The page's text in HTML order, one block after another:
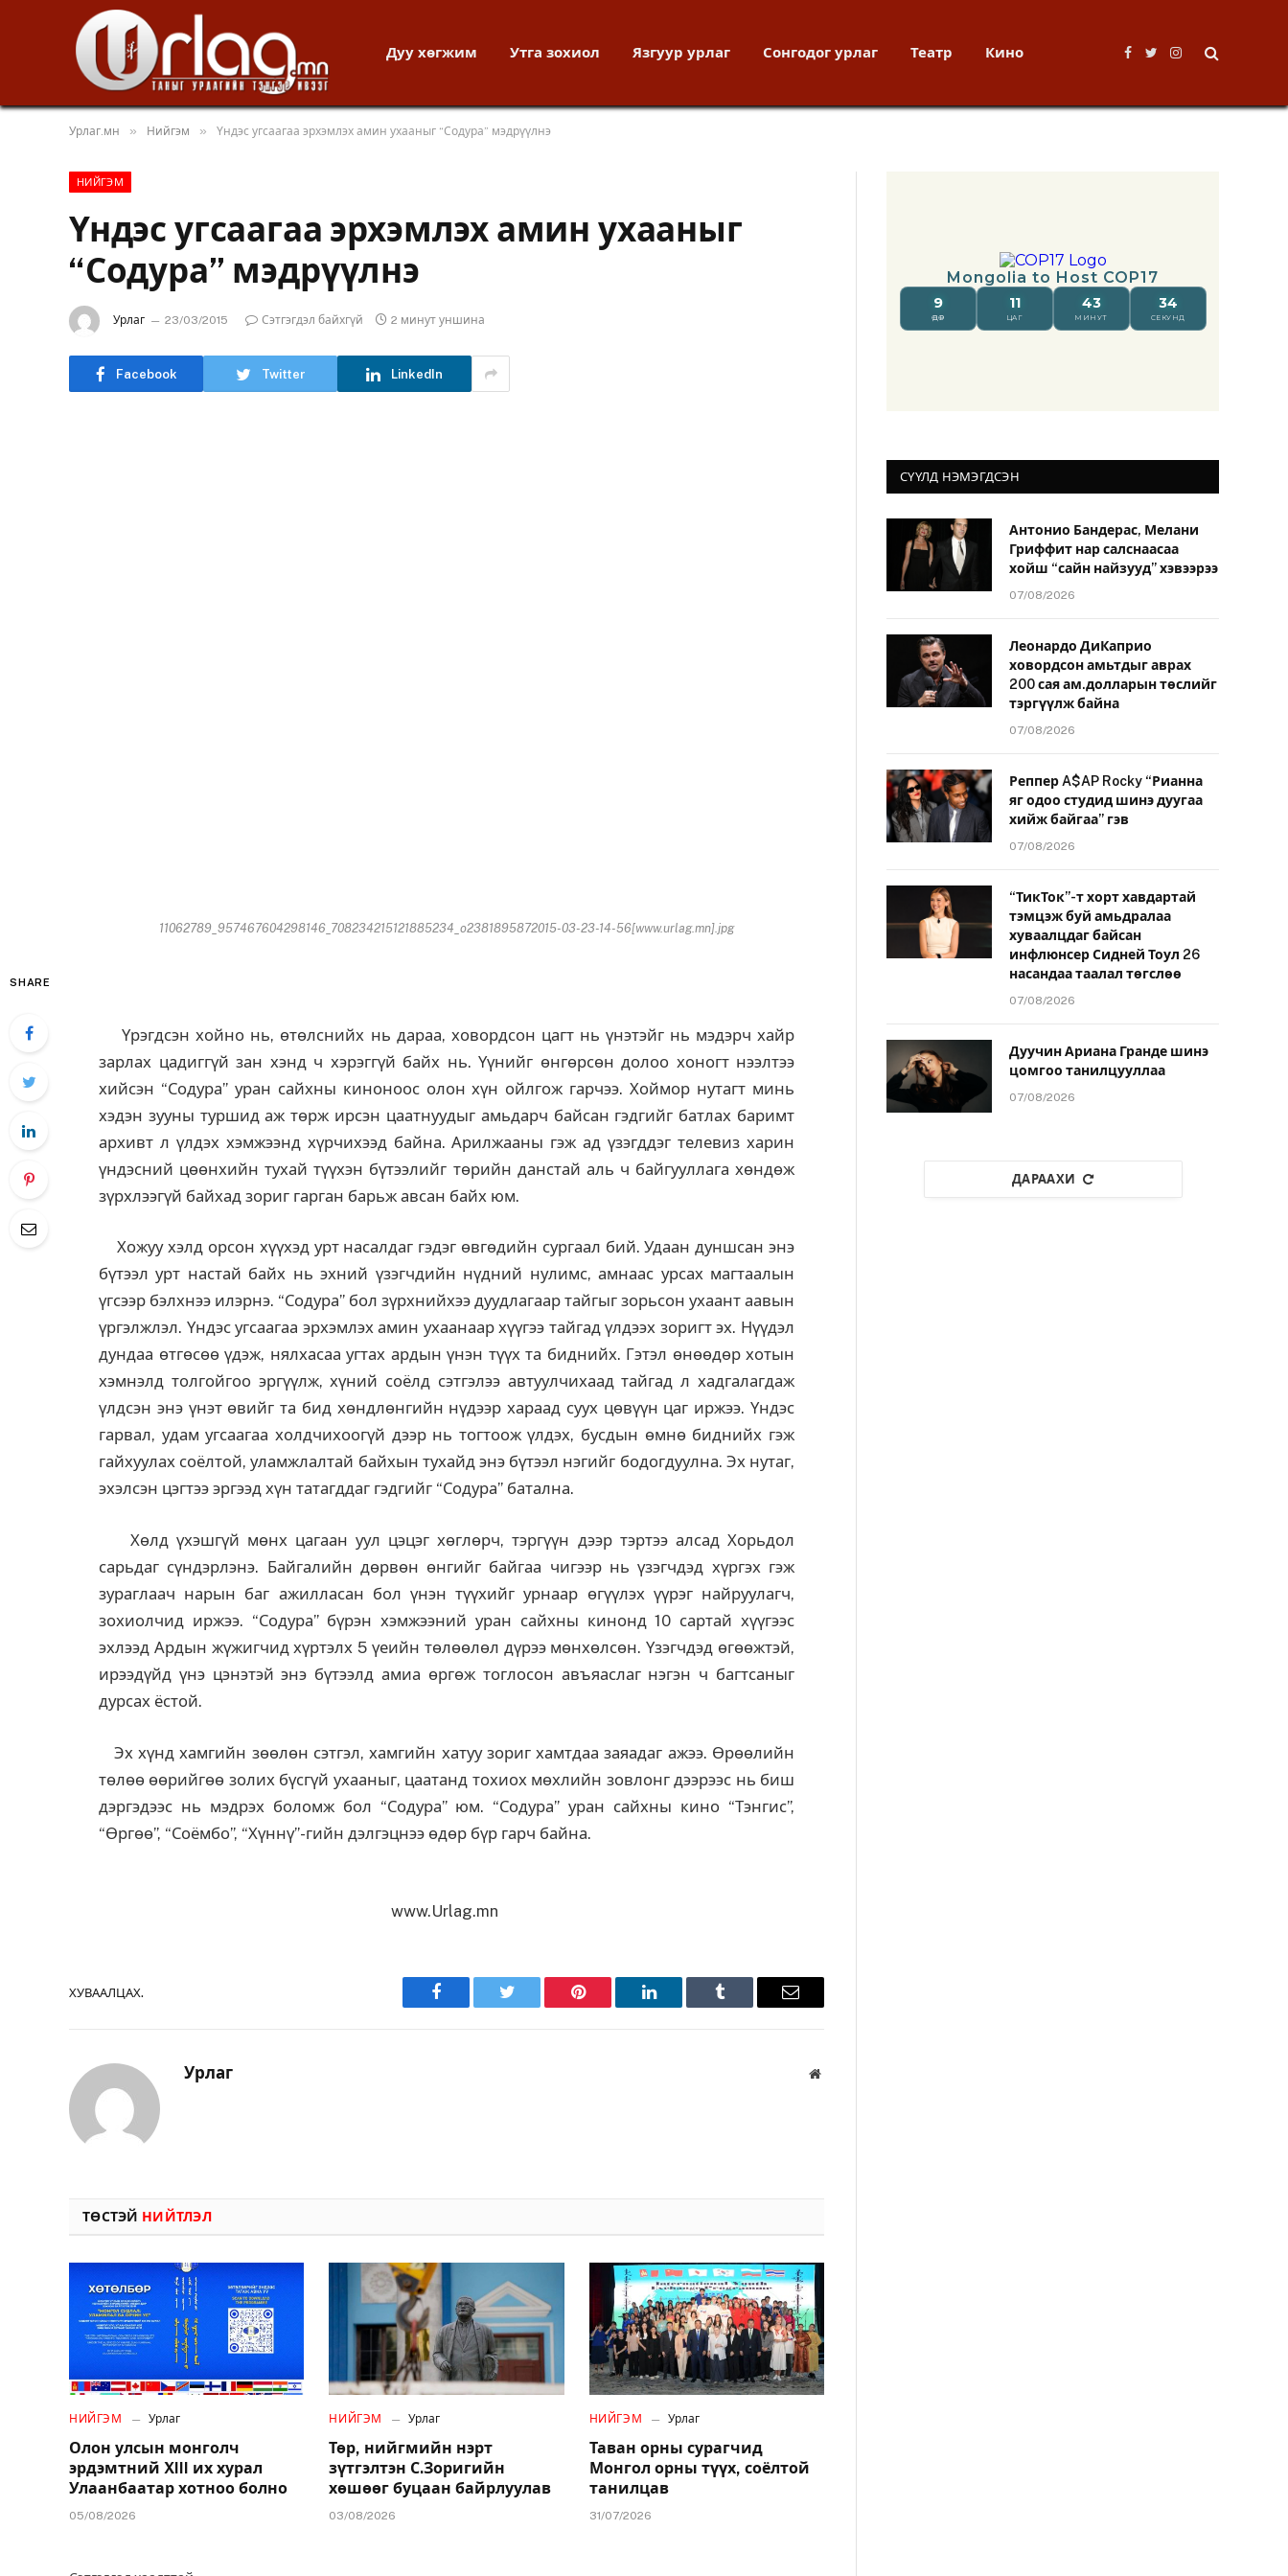
Дуу хөгжим Утга зохиол Язгуур урлаг Сонгодог урлаг Театр Кино
Facebook
TwitterInstagram
Урлаг.мн » Нийгэм » Үндэс угсаагаа эрхэмлэх амин ухааныг “Содура” мэдрүүлнэ
НИЙГЭМ
Үндэс угсаагаа эрхэмлэх амин ухааныг
“Содура” мэдрүүлнэ
Урлаг 23/03/2015 Сэтгэгдэл байхгүй 2 минут уншина
Facebook Twitter LinkedIn
11062789_957467604298146_708234215121885234_o2381895872015-03-23-14-56[www.urlag.mn].jpg
SHARE
Үрэгдсэн хойно нь, өтөлснийх нь дараа, ховордсон цагт нь үнэтэйг нь мэдэрч хайр
зарлах цадиггүй зан хэнд ч хэрэггүй байх нь. Үүнийг өнгөрсөн долоо хоногт нээлтээ
хийсэн “Содура” уран сайхны киноноос олон хүн ойлгож гарчээ. Хоймор нутагт минь
хэдэн зууны туршид аж төрж ирсэн цаатнуудыг амьдарч байсан гэдгийг батлах баримт
архивт л үлдэх хэмжээнд хүрчихээд байна. Арилжааны гэж ад үзэгддэг телевиз харин
үндэсний цөөнхийн тухай түүхэн бүтээлийг төрийн данстай аль ч байгууллага хөндөж
зүрхлээгүй байхад зориг гарган барьж авсан байх юм.
Хожуу хэлд орсон хүүхэд урт насалдаг гэдэг өвгөдийн сургаал бий. Удаан дуншсан энэ
бүтээл урт настай байх нь эхний үзэгчдийн нүдний нулимс, амнаас урсах магтаалын
үгсээр бэлхнээ илэрнэ. “Содура” бол зүрхнийхээ дуудлагаар тайгыг зорьсон ухаант аавын
үргэлжлэл. Үндэс угсаагаа эрхэмлэх амин ухаанаар хүүгээ тайгад үлдээх зоригт эх. Нүүдэл
дундаа өтгөсөө үдэж, нялхасаа угтах ардын үнэн түүх та биднийх. Гэтэл өнөөдөр хотын
хэмнэлд толгойгоо эргүүлж, хүний соёлд сэтгэлээ автуулчихаад тайгад л хадгалагдаж
үлдсэн энэ үнэт өвийг та бид хөндлөнгийн нүдээр хараад суух цөвүүн цаг иржээ. Үндэс
гарвал, удам угсаагаа холдчихоогүй дээр нь тогтоож үлдэх, бусдын өмнө биднийх гэж
гайхуулах соёлтой, уламжлалтай байхын тухайд энэ бүтээл нэгийг бодогдуулна. Эх нутаг,
эхэлсэн цэгтээ эргээд хүн татагддаг гэдгийг “Содура” батална.
Хөлд үхэшгүй мөнх цагаан уул цэцэг хөглөрч, тэргүүн дээр тэртээ алсад Хорьдол
сарьдаг сүндэрлэнэ. Байгалийн дөрвөн өнгийг байгаа чигээр нь үзэгчдэд хүргэх гэж
зураглаач нарын баг ажилласан бол үнэн түүхийг урнаар өгүүлэх үүрэг найруулагч,
зохиолчид иржээ. “Содура” бүрэн хэмжээний уран сайхны кинонд 10 сартай хүүгээс
эхлээд Ардын жүжигчид хүртэлх 5 үеийн төлөөлөл дүрээ мөнхөлсөн. Үзэгчдэд өгөөжтэй,
ирээдүйд үнэ цэнэтэй энэ бүтээлд амиа өргөж тоглосон авъяаслаг нэгэн ч багтсаныг
дурсах ёстой.
Эх хүнд хамгийн зөөлөн сэтгэл, хамгийн хатуу зориг хамтдаа заяадаг ажээ. Өрөөлийн
төлөө өөрийгөө золих бүсгүй ухааныг, цаатанд тохиох мөхлийн зовлонг дээрээс нь биш
дэргэдээс нь мэдрэх боломж бол “Содура” юм. “Содура” уран сайхны кино “Тэнгис”,
“Өргөө”, “Соёмбо”, “Хүннү”-гийн дэлгэцнээ өдөр бүр гарч байна.
www.Urlag.mn
ХУВААЛЦАХ.
Facebook Twitter Pinterest LinkedIn Tumblr Имэйл
Урлаг Вэбсайт
ТӨСТЭЙ НИЙТЛЭЛ
НИЙГЭМ Урлаг
Олон улсын монголч
эрдэмтний XIII их хурал
Улаанбаатар хотноо болно
05/08/2026
НИЙГЭМ Урлаг
Төр, нийгмийн нэрт
зүтгэлтэн С.Зоригийн
хөшөөг буцаан байрлуулав
03/08/2026
НИЙГЭМ Урлаг
Таван орны сурагчид
Монгол орны түүх, соёлтой
танилцав
31/07/2026
СҮҮЛД НЭМЭГДСЭН
Антонио Бандерас, Мелани
Гриффит нар салснаасаа
хойш “сайн найзууд” хэвээрээ
07/08/2026
Леонардо ДиКаприо
ховордсон амьтдыг аврах
200 сая ам.долларын төслийг
тэргүүлж байна
07/08/2026
Реппер A$AP Rocky “Рианна
яг одоо студид шинэ дуугаа
хийж байгаа” гэв
07/08/2026
“ТикТок”-т хорт хавдартай
тэмцэж буй амьдралаа
хуваалцдаг байсан
инфлюнсер Сидней Тоул 26
насандаа таалал төгслөө
07/08/2026
Дуучин Ариана Гранде шинэ
цомгоо танилцууллаа
07/08/2026
ДАРААХИ